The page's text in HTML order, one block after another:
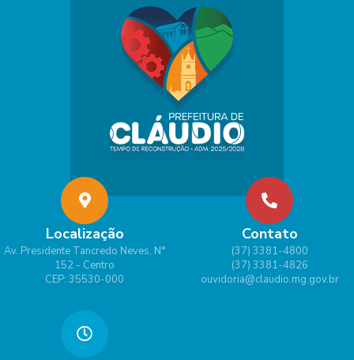
Localização
Av. Presidente Tancredo Neves, N°
152 - Centro
CEP: 35530-000
Contato
(37) 3381-4800
(37) 3381-4826
ouvidoria@claudio.mg.gov.br